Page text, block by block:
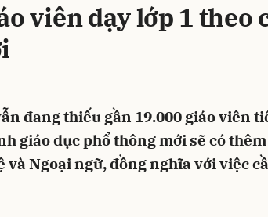
viên dạy lớp 1 theo
đang thiếu gần 19.000 giáo viên
giáo dục phổ thông mới sẽ có
và Ngoại ngữ, đồng nghĩa với việc